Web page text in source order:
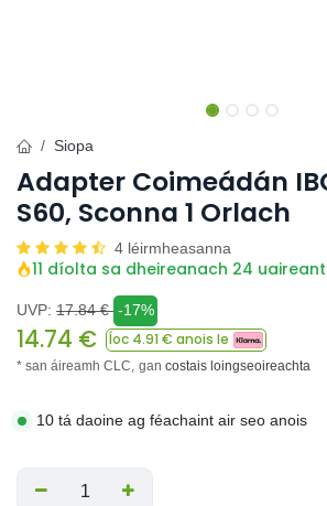
Siopa
Adapter Coimeádán
S60, Sconna 1 Orlach
4 léirmheasanna
11 díolta sa dheireanach 24
UVP: 17.84€ -17%
14.74 € Íoc 4.91€ anois le
* san áireamh CLC, gan costais loingseoireachta
10 tá daoine ag féachaint air seo anois